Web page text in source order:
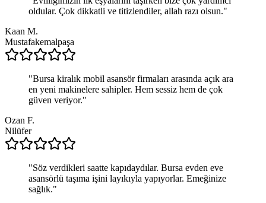
oldular. Çok dikkatli ve titizlendiler, allah razı olsun."
Kaan M.
Mustafakemalpaşa
"Bursa kiralık mobil asansör firmaları arasında açık ara
en yeni makinelere sahipler. Hem sessiz hem de çok
güven veriyor."
Ozan F.
Nilüfer
"Söz verdikleri saatte kapıdaydılar. Bursa evden eve
asansörlü taşıma işini layıkıyla yapıyorlar. Emeğinize
sağlık."